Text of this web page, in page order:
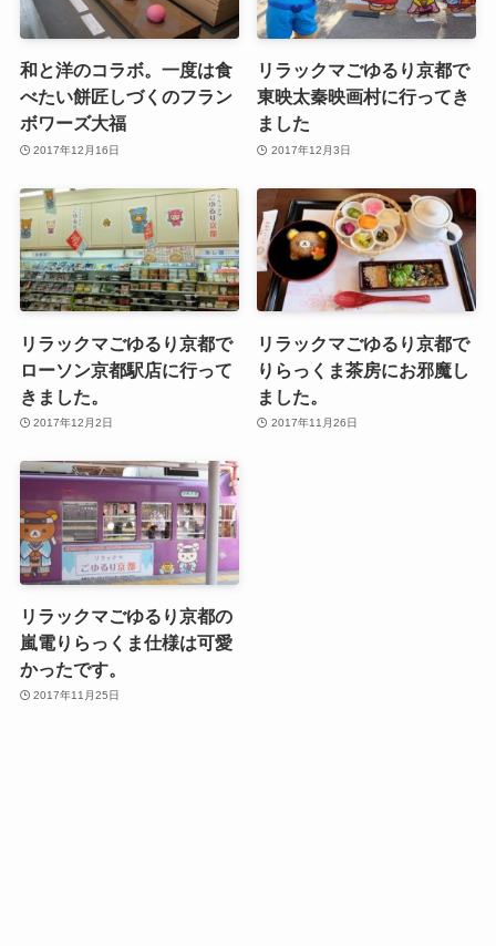
和と洋のコラボ。一度は食
べたい餅匠しづくのフラン
ボワーズ大福
2017年12月16日
リラックマごゆるり京都で
東映太秦映画村に行ってき
ました
2017年12月3日
リラックマごゆるり京都で
ローソン京都駅店に行って
きました。
2017年12月2日
リラックマごゆるり京都で
りらっくま茶房にお邪魔し
ました。
2017年11月26日
リラックマごゆるり京都の
嵐電りらっくま仕様は可愛
かったです。
2017年11月25日